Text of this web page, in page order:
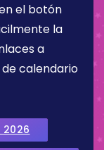
el botón
la
a
calendario
2026